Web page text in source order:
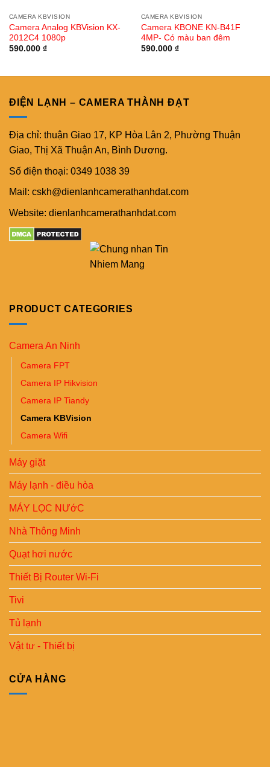
CAMERA KBVISION
Camera Analog KBVision KX-
2012C4 1080p
590.000 ₫
CAMERA KBVISION
Camera KBONE KN-B41F
4MP- Có màu ban đêm
590.000 ₫
ĐIỆN LẠNH – CAMERA THÀNH ĐẠT
Địa chỉ: thuận Giao 17, KP Hòa Lân 2, Phường Thuận
Giao, Thị Xã Thuận An, Bình Dương.
Số điện thoại: 0349 1038 39
Mail: cskh@dienlanhcamerathanhdat.com
Website: dienlanhcamerathanhdat.com
PRODUCT CATEGORIES
Camera An Ninh
Camera FPT
Camera IP Hikvision
Camera IP Tiandy
Camera KBVision
Camera Wifi
Máy giặt
Máy lạnh - điều hòa
MÁY LỌC NƯớC
Nhà Thông Minh
Quạt hơi nước
Thiết Bị Router Wi-Fi
Tivi
Tủ lạnh
Vật tư - Thiết bị
CỬA HÀNG